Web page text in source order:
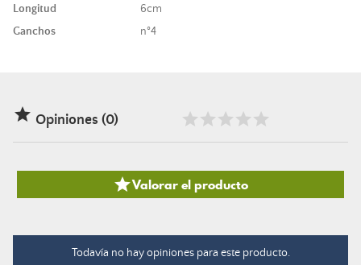
Longitud
6cm
Ganchos
n°4
 Opiniones (0)
Valorar el producto
Todavía no hay opiniones para este producto.